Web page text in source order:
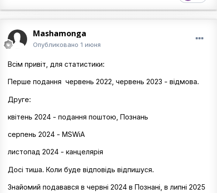
Mashamonga
Опубликовано 1 июня
Всім привіт, для статистики:
Перше подання червень 2022, червень 2023 - відмова.
Друге:
квітень 2024 - подання поштою, Познань
серпень 2024 - MSWiA
листопад 2024 - канцелярія
Досі тиша. Коли буде відповідь відпишуся.
Знайомий подавався в червні 2024 в Познані, в липні 2025